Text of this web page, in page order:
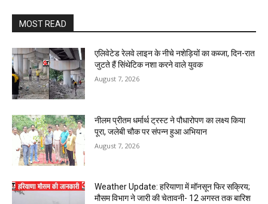
MOST READ
एलिवेटेड रेलवे लाइन के नीचे नशेड़ियों का कब्जा, दिन-रात
जुटते हैं सिंथेटिक नशा करने वाले युवक
August 7, 2026
नीलम प्रीतम धर्मार्थ ट्रस्ट ने पौधारोपण का लक्ष्य किया
पूरा, जलेबी चौक पर संपन्न हुआ अभियान
August 7, 2026
Weather Update: हरियाणा में मॉनसून फिर सक्रिय;
मौसम विभाग ने जारी की चेतावनी- 12 अगस्त तक बारिश